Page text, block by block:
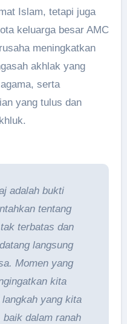
Islam, tetapi juga
keluarga besar AMC
meningkatkan
akhlak yang
serta
yang tulus dan
adalah bukti
tentang
terbatas dan
langsung
Momen yang
kita
yang kita
baik dalam ranah